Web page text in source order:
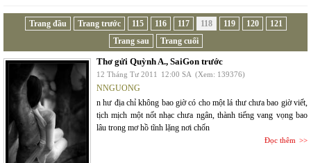
Trang đầu Trang trước 115 116 117 118 119 120
121
Trang sau
Trang cuối
Thơ gửi Quỳnh A., SaiGon trước
12 Tháng Tư 2011 12:00 SA (Xem: 139376)
NNGUONG
n hư địa chỉ không bao giờ có cho một lá thư chưa bao giờ viết,
tịch mịch một nốt nhạc chưa ngân, thành tiếng vang vọng bao
lâu trong mơ hồ tĩnh lặng nơi chốn
Đọc thêm